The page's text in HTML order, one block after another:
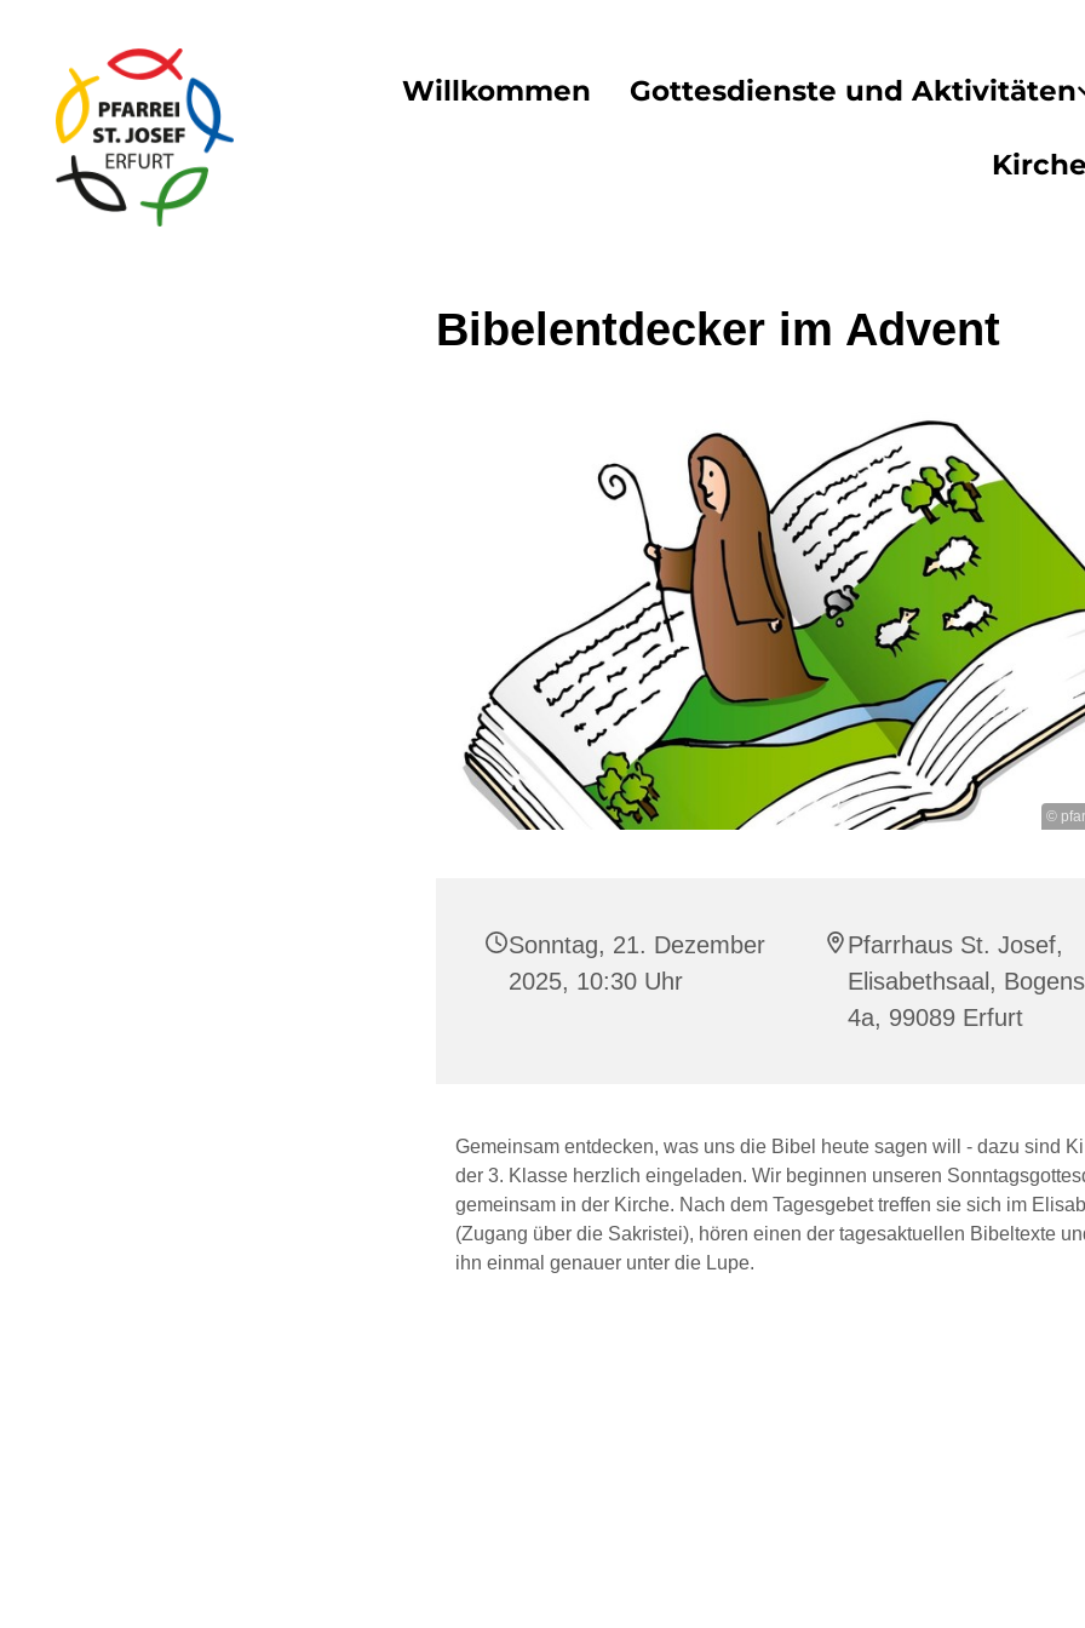
Willkommen Gottesdienste und Aktivitäten
Bibelentdecker im Advent
©
Sonntag, 21. Dezember
2025, 10:30 Uhr
Pfarrhaus St. Josef,
Elisabethsaal,
4a, 99089 Erfurt
Gemeinsam entdecken, was uns die Bibel heute sagen will - dazu sind
der 3. Klasse herzlich eingeladen. Wir beginnen unseren
gemeinsam in der Kirche. Nach dem Tagesgebet treffen sie sich im
(Zugang über die Sakristei), hören einen der tagesaktuellen Bibeltexte
ihn einmal genauer unter die Lupe.